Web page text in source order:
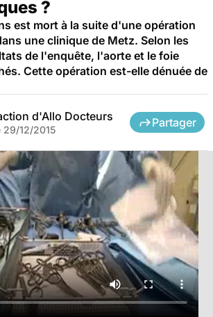
?
est mort à la suite d'une opération
une clinique de Metz. Selon les
de l'enquête, l'aorte et le foie
Cette opération est-elle dénuée de
d'Allo Docteurs
29/12/2015
Partager